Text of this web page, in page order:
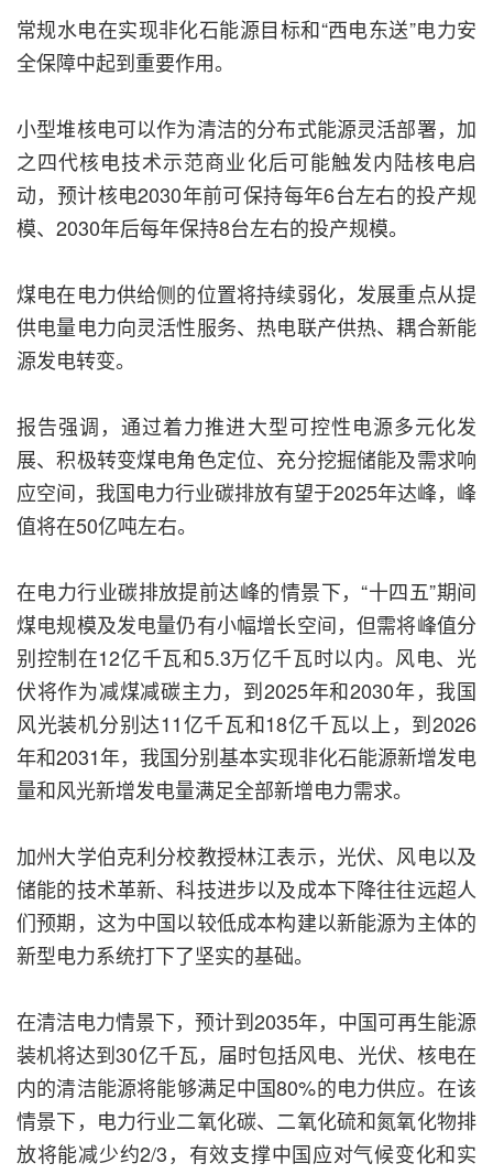
常规水电在实现非化石能源目标和“西电东送”电力安
全保障中起到重要作用。
小型堆核电可以作为清洁的分布式能源灵活部署，加
之四代核电技术示范商业化后可能触发内陆核电启
动，预计核电2030年前可保持每年6台左右的投产规
模、2030年后每年保持8台左右的投产规模。
煤电在电力供给侧的位置将持续弱化，发展重点从提
供电量电力向灵活性服务、热电联产供热、耦合新能
源发电转变。
报告强调，通过着力推进大型可控性电源多元化发
展、积极转变煤电角色定位、充分挖掘储能及需求响
应空间，我国电力行业碳排放有望于2025年达峰，峰
值将在50亿吨左右。
在电力行业碳排放提前达峰的情景下，“十四五”期间
煤电规模及发电量仍有小幅增长空间，但需将峰值分
别控制在12亿千瓦和5.3万亿千瓦时以内。风电、光
伏将作为减煤减碳主力，到2025年和2030年，我国
风光装机分别达11亿千瓦和18亿千瓦以上，到2026
年和2031年，我国分别基本实现非化石能源新增发电
量和风光新增发电量满足全部新增电力需求。
加州大学伯克利分校教授林江表示，光伏、风电以及
储能的技术革新、科技进步以及成本下降往往远超人
们预期，这为中国以较低成本构建以新能源为主体的
新型电力系统打下了坚实的基础。
在清洁电力情景下，预计到2035年，中国可再生能源
装机将达到30亿千瓦，届时包括风电、光伏、核电在
内的清洁能源将能够满足中国80%的电力供应。在该
情景下，电力行业二氧化碳、二氧化硫和氮氧化物排
放将能减少约2/3，有效支撑中国应对气候变化和实